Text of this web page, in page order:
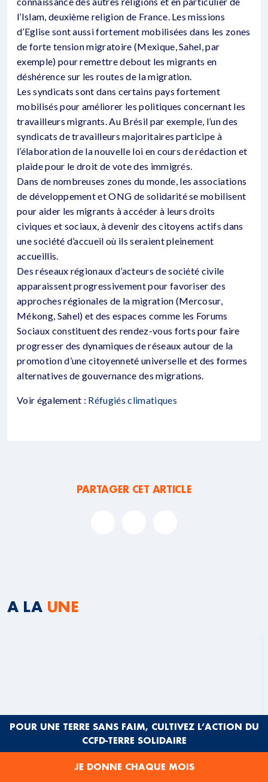
l’Islam, deuxième religion de France. Les missions
d’Eglise sont aussi fortement mobilisées dans les zones
de forte tension migratoire (Mexique, Sahel, par
exemple) pour remettre debout les migrants en
déshérence sur les routes de la migration.
Les syndicats sont dans certains pays fortement
mobilisés pour améliorer les politiques concernant les
travailleurs migrants. Au Brésil par exemple, l’un des
syndicats de travailleurs majoritaires participe à
l’élaboration de la nouvelle loi en cours de rédaction et
plaide pour le droit de vote des immigrés.
Dans de nombreuses zones du monde, les associations
de développement et ONG de solidarité se mobilisent
pour aider les migrants à accéder à leurs droits
civiques et sociaux, à devenir des citoyens actifs dans
une société d’accueil où ils seraient pleinement
accueillis.
Des réseaux régionaux d’acteurs de société civile
apparaissent progressivement pour favoriser des
approches régionales de la migration (Mercosur,
Mékong, Sahel) et des espaces comme les Forums
Sociaux constituent des rendez-vous forts pour faire
progresser des dynamiques de réseaux autour de la
promotion d’une citoyenneté universelle et des formes
alternatives de gouvernance des migrations.
Voir également : Réfugiés climatiques
PARTAGER CET ARTICLE
A LA UNE
POUR UNE TERRE SANS FAIM, CULTIVEZ L’ACTION DU
CCFD-TERRE SOLIDAIRE
JE DONNE CHAQUE MOIS